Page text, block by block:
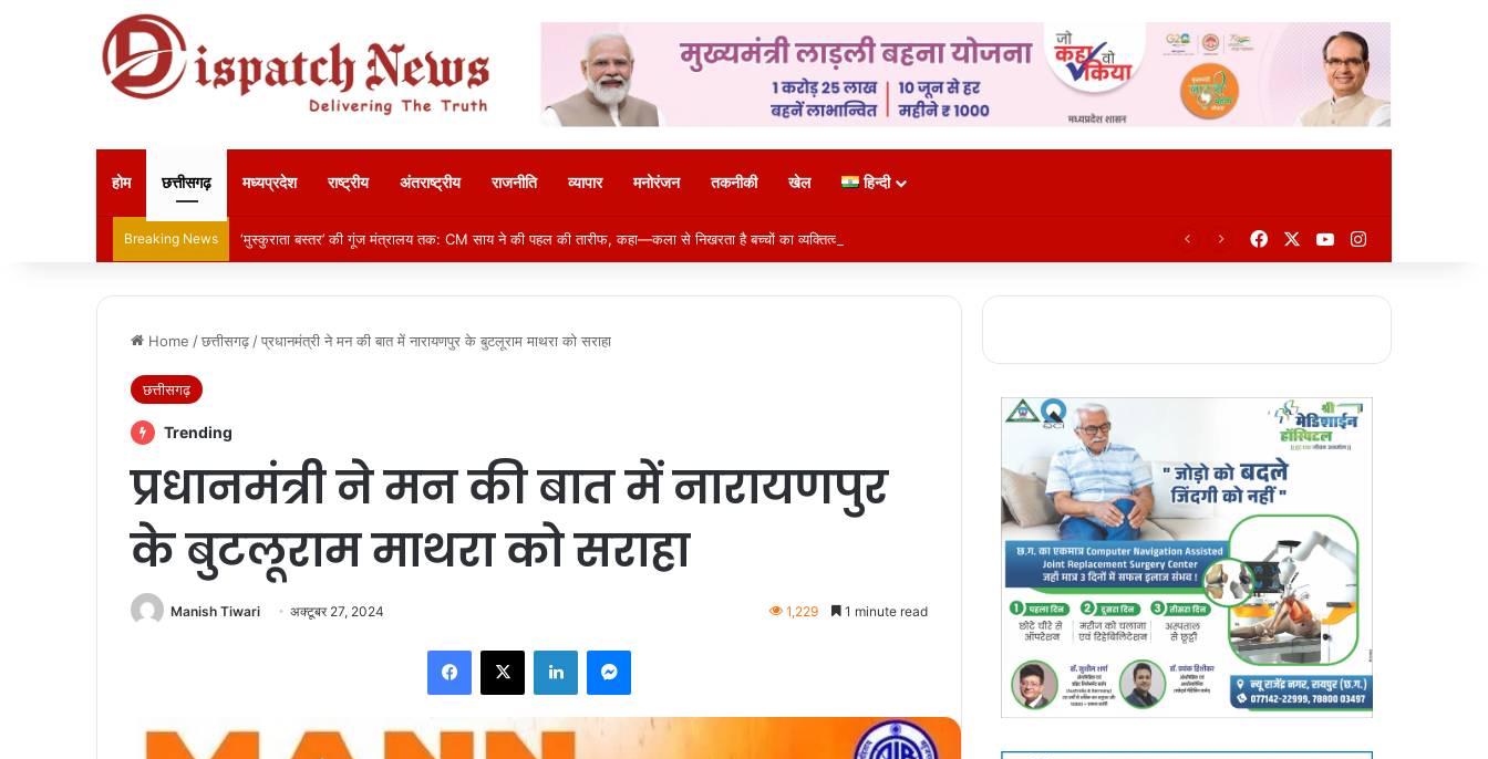
होम छत्तीसगढ़ मध्यप्रदेश राष्ट्रीय अंतराष्ट्रीय राजनीति व्यापार मनोरंजन तकनीकी खेल हिन्दी
Breaking News ‘मुस्कुराता बस्तर’ की गूंज मंत्रालय तक: CM साय ने की पहल की तारीफ, कहा—कला से निखरता है बच्चों का व्यक्तित्व FacebookYouTubeInstagram
Home /छत्तीसगढ़ /प्रधानमंत्री ने मन की बात में नारायणपुर के बुटलूराम माथरा को सराहा
छत्तीसगढ़
Trending
प्रधानमंत्री ने मन की बात में नारायणपुर
के बुटलूराम माथरा को सराहा
Manish Tiwari अक्टूबर 27, 2024 1,229 1 minute read
Facebook
X LinkedInMessenger